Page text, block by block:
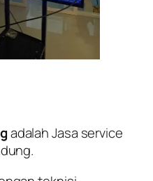
adalah Jasa service